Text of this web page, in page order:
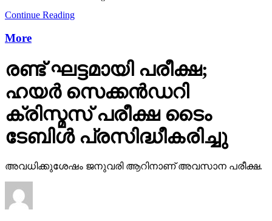
Continue Reading
More
രണ്ട് ഘട്ടമായി പരീക്ഷ;
ഹയര്‍ സെക്കന്‍ഡറി
ക്രിസ്മസ് പരീക്ഷ ടൈം
ടേബിള്‍ പ്രസിദ്ധീകരിച്ചു
അവധിക്കുശേഷം ജനുവരി ആറിനാണ് അവസാന പരീക്ഷ.